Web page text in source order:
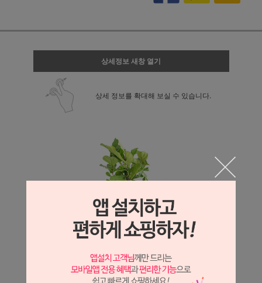
상세정보 새창 열기
상세 정보를 확대해 보실 수 있습니다.